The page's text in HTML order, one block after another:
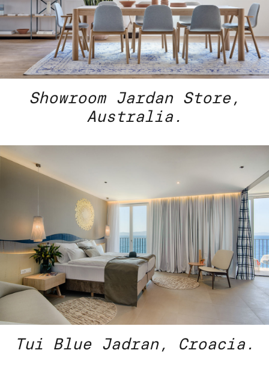
Showroom Jardan Store,
Australia.
Tui Blue Jadran, Croacia.